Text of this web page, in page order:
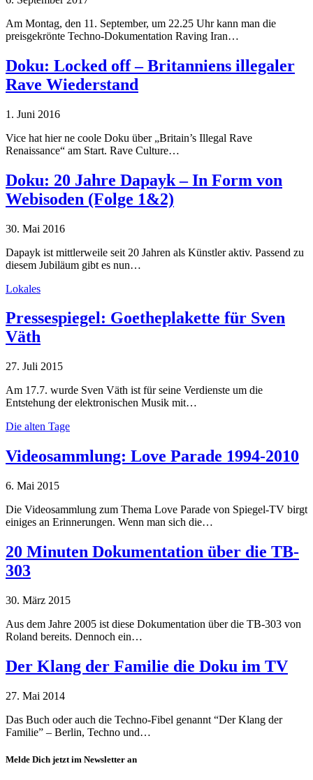
Am Montag, den 11. September, um 22.25 Uhr kann man die
preisgekrönte Techno-Dokumentation Raving Iran…
Doku: Locked off – Britanniens illegaler
Rave Wiederstand
1. Juni 2016
Vice hat hier ne coole Doku über „Britain’s Illegal Rave
Renaissance“ am Start. Rave Culture…
Doku: 20 Jahre Dapayk – In Form von
Webisoden (Folge 1&2)
30. Mai 2016
Dapayk ist mittlerweile seit 20 Jahren als Künstler aktiv. Passend zu
diesem Jubiläum gibt es nun…
Lokales
Pressespiegel: Goetheplakette für Sven
Väth
27. Juli 2015
Am 17.7. wurde Sven Väth ist für seine Verdienste um die
Entstehung der elektronischen Musik mit…
Die alten Tage
Videosammlung: Love Parade 1994-2010
6. Mai 2015
Die Videosammlung zum Thema Love Parade von Spiegel-TV birgt
einiges an Erinnerungen. Wenn man sich die…
20 Minuten Dokumentation über die TB-
303
30. März 2015
Aus dem Jahre 2005 ist diese Dokumentation über die TB-303 von
Roland bereits. Dennoch ein…
Der Klang der Familie die Doku im TV
27. Mai 2014
Das Buch oder auch die Techno-Fibel genannt “Der Klang der
Familie” – Berlin, Techno und…
Melde Dich jetzt im Newsletter an